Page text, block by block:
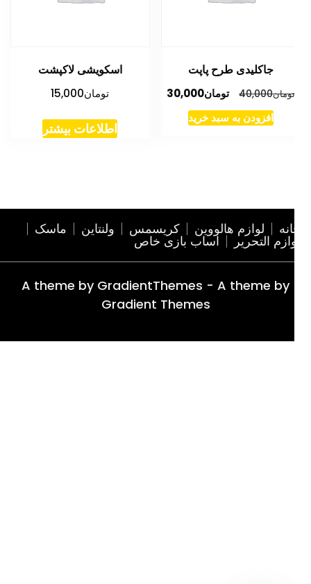
جاکلیدی طرح پاپت
40,000قیمت
اصلی
تومان40,000
تومان30,000قیمت
افزودن به سبد خرید
اسکویشی لاکپشت
تومان15,000
اطلاعات بیشتر
لوازم هالووین کریسمس ولنتاین ماسک
التحریر اساب بازی خاص
A theme by GradientThemes - A theme by
Gradient Themes